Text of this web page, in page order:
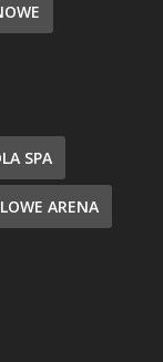
SPA
ARENA